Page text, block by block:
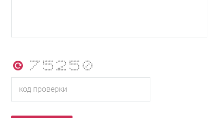
******* ******* ***** ******* ***
* * * * * * *
* ****** * ****** * * *
* * * * * * *
* * ** * * * *
* * * ** * * * *
* ***** ******* ***** ***